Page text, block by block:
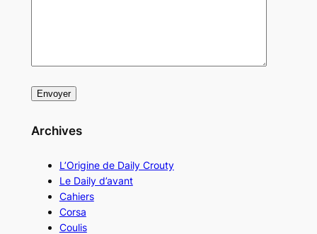
Archives
L’Origine de Daily Crouty
Le Daily d’avant
Cahiers
Corsa
Coulis